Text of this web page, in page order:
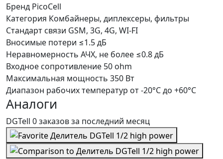
Бренд PicoCell
Категория Комбайнеры, диплексеры, фильтры
Стандарт связи GSM, 3G, 4G, WI-FI
Вносимые потери ≤1.5 дБ
Неравномерность АЧХ, не более ≤0.8 дБ
Входное сопротивление 50 ohm
Максимальная мощность 350 Вт
Диапазон рабочих температур от -20°C до +60°C
Аналоги
DGTell 0 заказовза последний месяц